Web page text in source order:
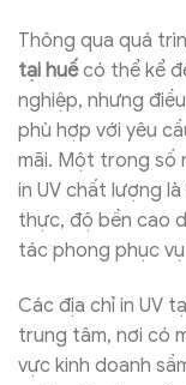
Thông qua quá
tại huếcó thể kể
nghiệp, nhưng
phù hợp với yêu
mãi. Một trong số
in UV chất lượng
thực, độ bền cao
tác phong phục
Các địa chỉ in UV
trung tâm, nơi có
vực kinh doanh